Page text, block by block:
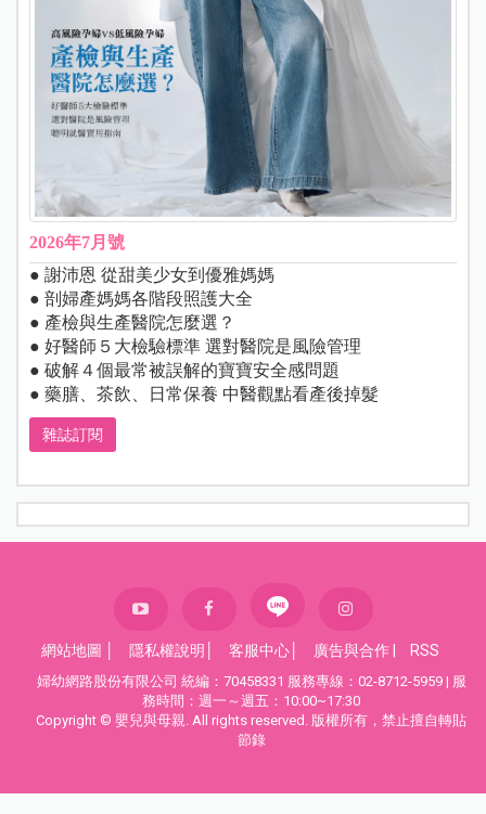
2026年7月號
● 謝沛恩 從甜美少女到優雅媽媽
● 剖婦產媽媽各階段照護大全
● 產檢與生產醫院怎麼選？
● 好醫師５大檢驗標準 選對醫院是風險管理
● 破解４個最常被誤解的寶寶安全感問題
● 藥膳、茶飲、日常保養 中醫觀點看產後掉髮
雜誌訂閱
網站地圖 隱私權說明 客服中心 廣告與合作| RSS
婦幼網路股份有限公司 統編：70458331 服務專線：02-8712-5959 | 服
務時間：週一～週五：10:00~17:30
Copyright © 嬰兒與母親. All rights reserved. 版權所有，禁止擅自轉貼
節錄